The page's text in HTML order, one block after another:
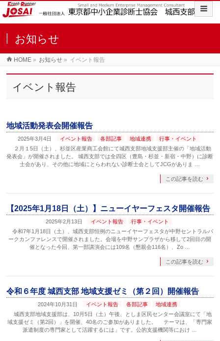
お知らせ
HOME » お知らせ » イベント報告
イベント報告
地域活動発表会開催報告
2025年3月4日 イベント報告 各部記事 地域連携
行事・イベント
２月１5日（土）、杉並区産業商工会館にて城西支部地域支援部主催の「地域活動
発表会」が開催されました。 城西支部では全四区（豊島・杉並・新宿・中野）に診断
士会があり、その他に地域にとらわれない診断士会としてJCGがありま …
この記事を読む
【2025年1月18日（土）】ニューイヤーフェスタ開催報告
2025年2月13日 イベント報告
行事・イベント
令和7年1月18日（土）、城西支部恒例のニューイヤーフェスタが中野セントラルパ
ークカンファレンスで開催されました。会場を中野サンプラザから移して2回目の開
催となった今回、第一部講演会には109名（懇親会116名）、Zo …
この記事を読む
令和６年度 城西支部 地域支援ゼミ（第２回）開催報告
2024年10月31日 イベント報告 各部記事
地域連携
城西支部地域支援部は、10月5日（土）午後、としま区民センター会議室にて「地
域支援ゼミ（第2回）」を開催、40名のご参加がありました。 テーマは、「専門家
派遣制度の専門家として活躍するには」です。公的支援機関等におけ …